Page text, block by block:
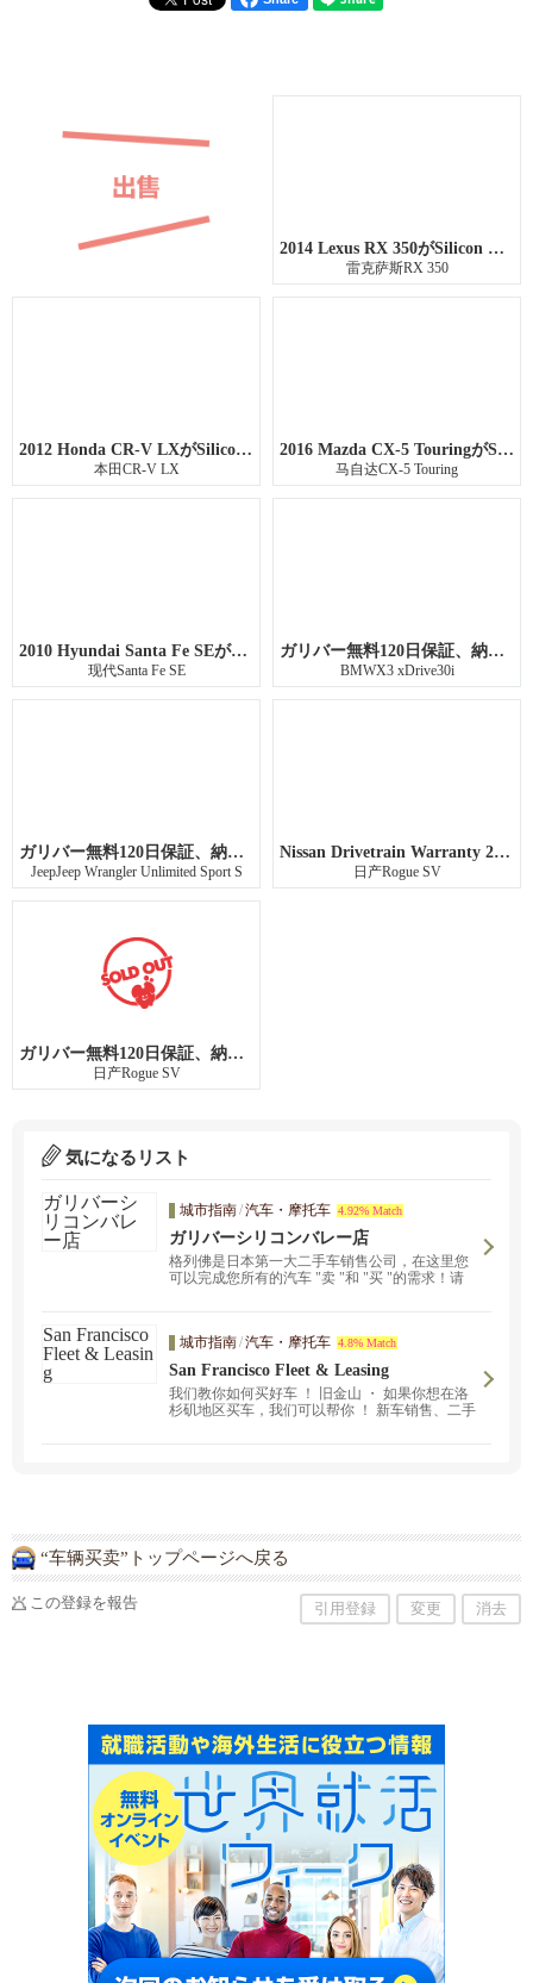
2014 Lexus RX 350がSilicon Valley店に入庫しました。
雷克萨斯RX 350
2012 Honda CR-V LXがSilicon Valley店に入庫しました。
本田CR-V LX
2016 Mazda CX-5 TouringがSilicon Valley店に入庫しました。
马自达CX-5 Touring
2010 Hyundai Santa Fe SEがSilicon Valley店に入庫しました。
现代Santa Fe SE
ガリバー無料120日保証、納車前点検整備
BMWX3 xDrive30i
ガリバー無料120日保証、納車前点検整備
JeepJeep Wrangler Unlimited Sport S
Nissan Drivetrain Warranty 21 months or 26,374 miles
日产Rogue SV
ガリバー無料120日保証、納車前点検整備
日产Rogue SV
気になるリスト
城市指南/汽车・摩托车 4.92% Match
ガリバーシリコンバレー店
格列佛是日本第一大二手车销售公司，在这里您
可以完成您所有的汽车 "卖 "和 "买 "的需求！请
城市指南/汽车・摩托车 4.8% Match
San Francisco Fleet & Leasing
我们教你如何买好车 ！ 旧金山 ・ 如果你想在洛
杉矶地区买车，我们可以帮你 ！ 新车销售、二手
“车辆买卖”トップページへ戻る
この登録を報告 引用登録 変更 消去